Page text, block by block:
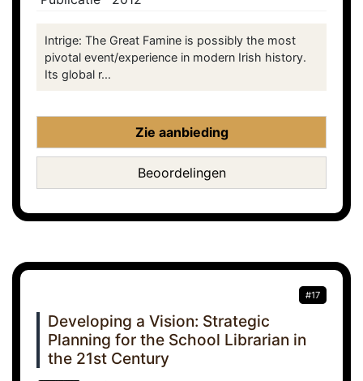
Intrige: The Great Famine is possibly the most
pivotal event/experience in modern Irish history.
Its global r...
Zie aanbieding
Beoordelingen
#17
Developing a Vision: Strategic
Planning for the School Librarian in
the 21st Century